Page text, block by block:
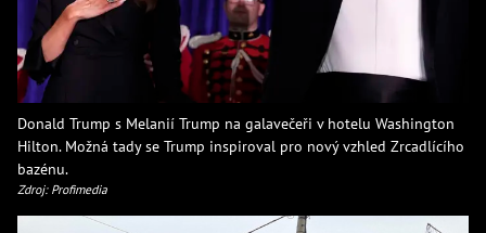
Donald Trump s Melanií Trump na galavečeři v hotelu Washington
Hilton. Možná tady se Trump inspiroval pro nový vzhled Zrcadlícího
bazénu.
Zdroj: Profimedia